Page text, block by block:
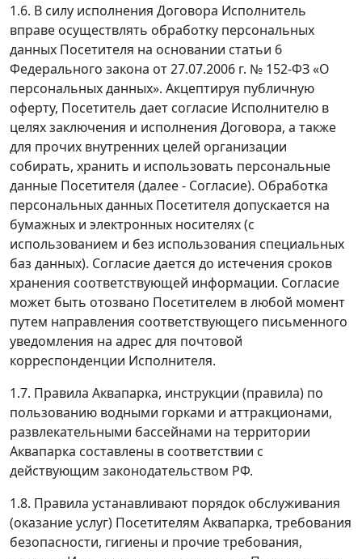
1.6. В силу исполнения Договора Исполнитель
вправе осуществлять обработку персональных
данных Посетителя на основании статьи 6
Федерального закона от 27.07.2006 г. № 152-ФЗ «О
персональных данных». Акцептируя публичную
оферту, Посетитель дает согласие Исполнителю в
целях заключения и исполнения Договора, а также
для прочих внутренних целей организации
собирать, хранить и использовать персональные
данные Посетителя (далее - Согласие). Обработка
персональных данных Посетителя допускается на
бумажных и электронных носителях (с
использованием и без использования специальных
баз данных). Согласие дается до истечения сроков
хранения соответствующей информации. Согласие
может быть отозвано Посетителем в любой момент
путем направления соответствующего письменного
уведомления на адрес для почтовой
корреспонденции Исполнителя.
1.7. Правила Аквапарка, инструкции (правила) по
пользованию водными горками и аттракционами,
развлекательными бассейнами на территории
Аквапарка составлены в соответствии с
действующим законодательством РФ.
1.8. Правила устанавливают порядок обслуживания
(оказание услуг) Посетителям Аквапарка, требования
безопасности, гигиены и прочие требования,